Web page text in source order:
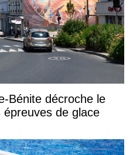
Bénite décroche le
de glace